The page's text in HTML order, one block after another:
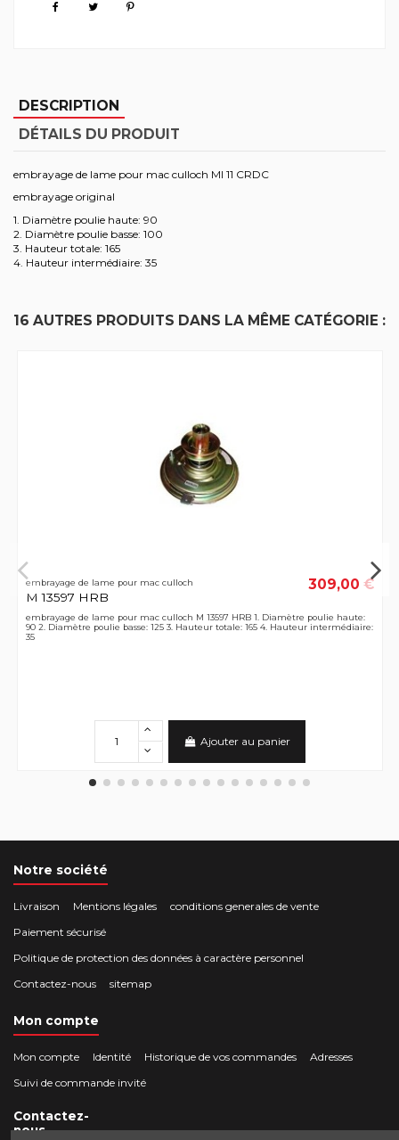
DESCRIPTION
DÉTAILS DU PRODUIT
embrayage de lame pour mac culloch MI 11 CRDC
embrayage original
1. Diamètre poulie haute: 90
2. Diamètre poulie basse: 100
3. Hauteur totale: 165
4. Hauteur intermédiaire: 35
16 AUTRES PRODUITS DANS LA MÊME CATÉGORIE :
embrayage de lame pour mac culloch
M 13597 HRB
309,00 €
embrayage de lame pour mac culloch M 13597 HRB 1. Diamètre poulie haute:
90 2. Diamètre poulie basse: 125 3. Hauteur totale: 165 4. Hauteur intermédiaire:
35
Ajouter au panier
Notre société
Livraison Mentions légales
conditions generales de vente
Paiement sécurisé
Politique de protection des données à caractère personnel
Contactez-nous
sitemap
Mon compte
Mon compte Identité Historique de vos commandes
Adresses
Suivi de commande invité
Contactez-
nous